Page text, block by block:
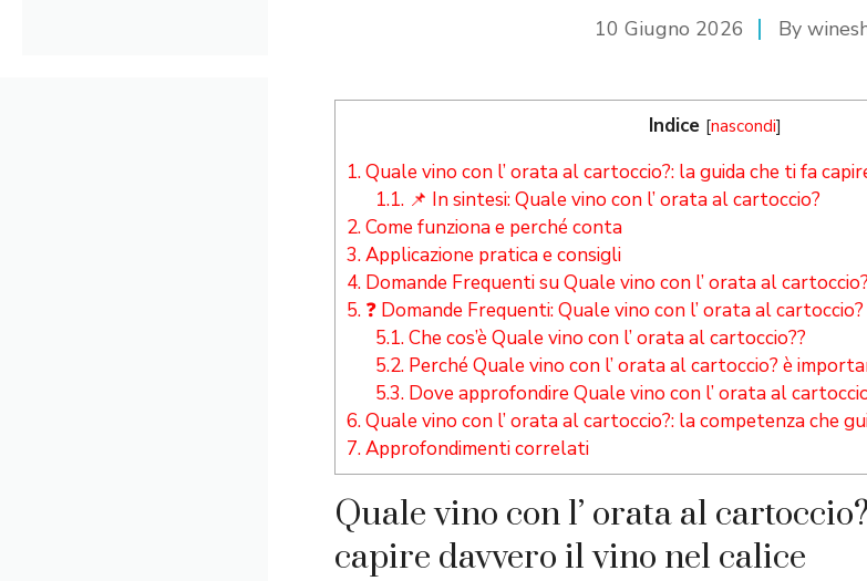
10 Giugno 2026 By
Indice [nascondi]
1.Quale vino con l’ orata al cartoccio?: la guida che ti fa
1.1.📌 In sintesi: Quale vino con l’ orata al cartoccio?
2.Come funziona e perché conta
3.Applicazione pratica e consigli
4. Domande Frequenti su Quale vino con l’ orata al cartoccio?
5. ❓ Domande Frequenti: Quale vino con l’ orata al cartoccio?
5.1.Che cos’è Quale vino con l’ orata al cartoccio??
5.2.Perché Quale vino con l’ orata al cartoccio? è
5.3.Dove approfondire Quale vino con l’ orata al
6.Quale vino con l’ orata al cartoccio?: la competenza che
7.Approfondimenti correlati
Quale vino con l’ orata al
capire davvero il vino nel calice